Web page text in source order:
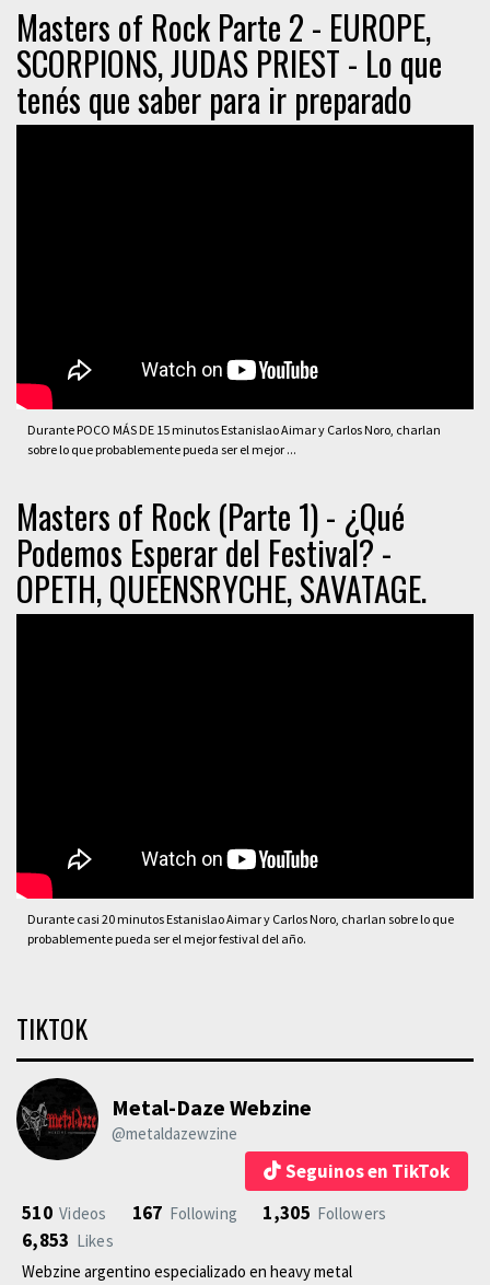
Masters of Rock Parte 2 - EUROPE,
SCORPIONS, JUDAS PRIEST - Lo que
tenés que saber para ir preparado
Durante POCO MÁS DE 15 minutos Estanislao Aimar y Carlos Noro, charlan
sobre lo que probablemente pueda ser el mejor ...
Masters of Rock (Parte 1) - ¿Qué
Podemos Esperar del Festival? -
OPETH, QUEENSRYCHE, SAVATAGE.
Durante casi 20 minutos Estanislao Aimar y Carlos Noro, charlan sobre lo que
probablemente pueda ser el mejor festival del año.
TIKTOK
Metal-Daze Webzine
@metaldazewzine
Seguinos en TikTok
510 Videos 167 Following 1,305 Followers
6,853 Likes
Webzine argentino especializado en heavy metal